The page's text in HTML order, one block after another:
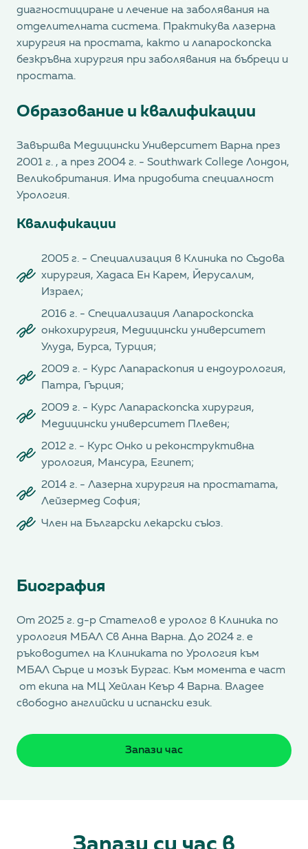
диагностициране и лечение на заболявания на
отделителната система. Практикува лазерна
хирургия на простата, както и лапароскопска
безкръвна хирургия при заболявания на бъбреци и
простата.
Образование и квалификации
Завършва Медицински Университет Варна през
2001 г. , а през 2004 г. - Southwark College Лондон,
Великобритания. Има придобита специалност
Урология.
Квалификации
2005 г. - Специализация в Клиника по Съдова
хирургия, Хадаса Ен Карем, Йерусалим,
Израел;
2016 г. - Специализация Лапароскопска
онкохирургия, Медицински университет
Улуда, Бурса, Турция;
2009 г. - Курс Лапараскопия и ендоурология,
Патра, Гърция;
2009 г. - Курс Лапараскопска хирургия,
Медицински университет Плевен;
2012 г. - Курс Онко и реконструктивна
урология, Мансура, Египет;
2014 г. - Лазерна хирургия на простатата,
Лейзермед София;
Член на Български лекарски съюз.
Биография
От 2025 г. д-р Стателов е уролог в Клиника по
урология МБАЛ Св Анна Варна. До 2024 г. е
ръководител на Клиниката по Урология към
МБАЛ Сърце и мозък Бургас. Към момента е част
от екипа на МЦ Хейлан Кеър 4 Варна. Владее
свободно английски и испански език.
Запази час